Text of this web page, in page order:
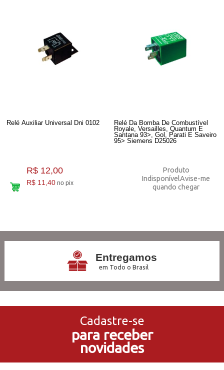
Relé Auxiliar Universal Dni 0102
R$ 12,00
R$ 11,40 no pix
Relé Da Bomba De Combustível
Royale, Versailles, Quantum E
Santana 93>, Gol, Parati E Saveiro
95> Siemens D25026
Produto
IndisponívelAvise-me
quando chegar
Entregamos
em Todo o Brasil
no Cartão de Crédito
5% de Desconto
no Pagamento PIX
Cadastre-se
para receber
novidades